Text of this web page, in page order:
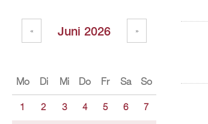
Juni 2026
« »
Mo Di Mi Do Fr Sa So
1 2 3 4 5 6 7